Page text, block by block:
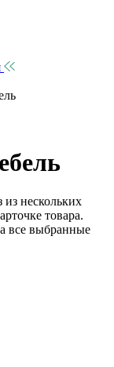
из нескольких
товара.
все выбранные